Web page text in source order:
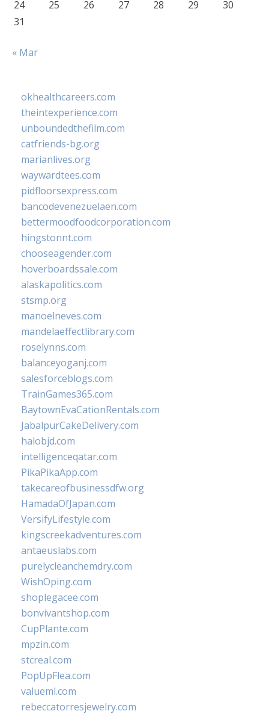
24 25 26 27 28 29
30
31
« Mar
okhealthcareers.com
theintexperience.com
unboundedthefilm.com
catfriends-bg.org
marianlives.org
waywardtees.com
pidfloorsexpress.com
bancodevenezuelaen.com
bettermoodfoodcorporation.com
hingstonnt.com
chooseagender.com
hoverboardssale.com
alaskapolitics.com
stsmp.org
manoelneves.com
mandelaeffectlibrary.com
roselynns.com
balanceyoganj.com
salesforceblogs.com
TrainGames365.com
BaytownEvaCationRentals.com
JabalpurCakeDelivery.com
halobjd.com
intelligenceqatar.com
PikaPikaApp.com
takecareofbusinessdfw.org
HamadaOfJapan.com
VersifyLifestyle.com
kingscreekadventures.com
antaeuslabs.com
purelycleanchemdry.com
WishOping.com
shoplegacee.com
bonvivantshop.com
CupPlante.com
mpzin.com
stcreal.com
PopUpFlea.com
valueml.com
rebeccatorresjewelry.com